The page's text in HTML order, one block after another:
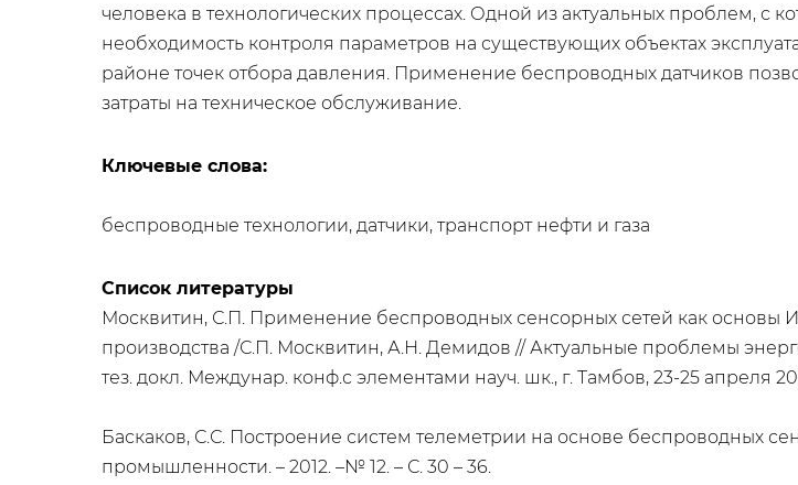
человека в технологических процессах. Одной из актуальных проблем, с
необходимость контроля параметров на существующих объектах
районе точек отбора давления. Применение беспроводных датчиков
затраты на техническое обслуживание.
Ключевые слова:
беспроводные технологии, датчики, транспорт нефти и газа
Список литературы
Москвитин, С.П. Применение беспроводных сенсорных сетей как основы
производства /С.П. Москвитин, А.Н. Демидов // Актуальные проблемы
тез. докл. Междунар. конф.с элементами науч. шк., г. Тамбов, 23-25 апреля
Баскаков, С.С. Построение систем телеметрии на основе беспроводных
промышленности. – 2012. –№ 12. – С. 30 – 36.